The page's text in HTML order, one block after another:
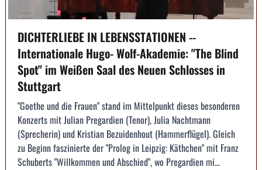
DICHTERLIEBE IN LEBENSSTATIONEN --
Internationale Hugo- Wolf-Akademie: "The Blind
Spot" im Weißen Saal des Neuen Schlosses in
Stuttgart
"Goethe und die Frauen" stand im Mittelpunkt dieses besonderen
Konzerts mit Julian Pregardien (Tenor), Julia Nachtmann
(Sprecherin) und Kristian Bezuidenhout (Hammerflügel). Gleich
zu Beginn faszinierte der "Prolog in Leipzig: Käthchen" mit Franz
Schuberts "Willkommen und Abschied", wo Pregardien mi...